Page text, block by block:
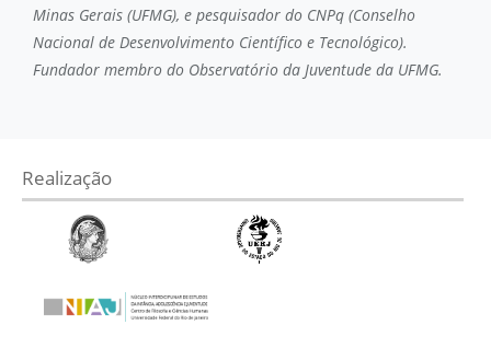
Minas Gerais (UFMG), e pesquisador do CNPq (Conselho
Nacional de Desenvolvimento Científico e Tecnológico).
Fundador membro do Observatório da Juventude da UFMG.
Realização